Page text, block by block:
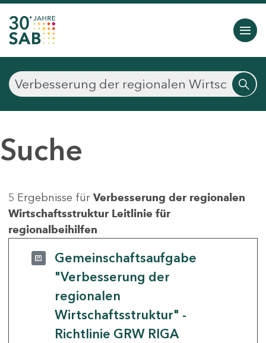
Suche
5 Ergebnisse für Verbesserung der regionalen
Wirtschaftsstruktur Leitlinie für
regionalbeihilfen
Gemeinschaftsaufgabe
"Verbesserung der
regionalen
Wirtschaftsstruktur" -
Richtlinie GRW RIGA